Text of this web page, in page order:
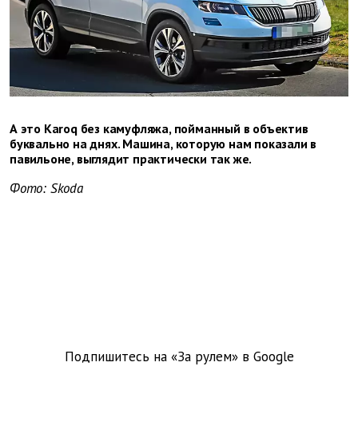
А это Karoq без камуфляжа, пойманный в объектив
буквально на днях. Машина, которую нам показали в
павильоне, выглядит практически так же.
Фото: Skoda
Подпишитесь на «За рулем» в Google